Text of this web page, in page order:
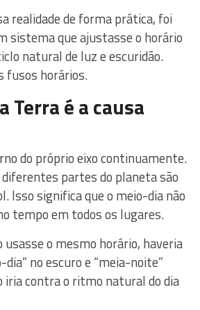
realidade de forma prática, foi
sistema que ajustasse o horário
natural de luz e escuridão.
fusos horários.
Terra é a causa
do próprio eixo continuamente.
partes do planeta são
Isso significa que o meio-dia não
tempo em todos os lugares.
o mesmo horário, haveria
no escuro e “meia-noite”
iria contra o ritmo natural do dia